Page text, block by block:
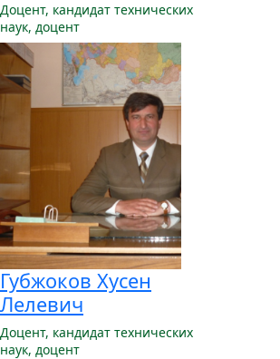
Доцент, кандидат технических
наук, доцент
Губжоков Хусен
Лелевич
Доцент, кандидат технических
наук, доцент